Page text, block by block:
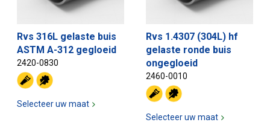
Rvs 316L gelaste buis
ASTM A-312 gegloeid
2420-0830
Selecteer uw maat
Rvs 1.4307 (304L) hf
gelaste ronde buis
ongegloeid
2460-0010
Selecteer uw maat